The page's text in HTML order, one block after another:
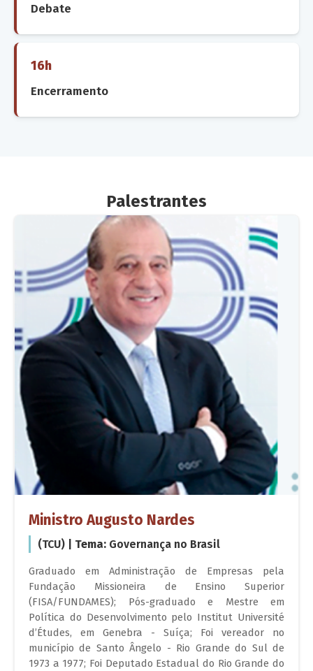
Debate
16h
Encerramento
Palestrantes
Ministro Augusto Nardes
(TCU) | Tema: Governança no Brasil
Graduado em Administração de Empresas pela
Fundação Missioneira de Ensino Superior
(FISA/FUNDAMES); Pós-graduado e Mestre em
Política do Desenvolvimento pelo Institut Université
d’Études, em Genebra - Suíça; Foi vereador no
município de Santo Ângelo - Rio Grande do Sul de
1973 a 1977; Foi Deputado Estadual do Rio Grande do